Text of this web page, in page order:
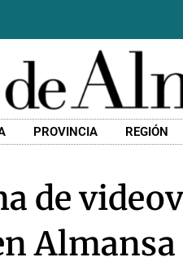
PROVINCIA REGIÓN
de
Almansa